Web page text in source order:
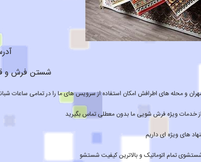
شستن فرش و
و محله های اطرافش امکان استفاده از سرویس های ما را در تمامی ساعات شبانه
از خدمات ویژه فرش شویی ما بدون معطلی تماس بگیرید
های ویژه ای داریم
تمام اتوماتیک و بالاترین کیفیت شستشو